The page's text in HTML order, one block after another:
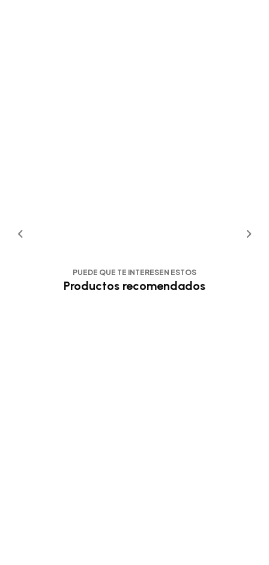
PUEDE QUE TE INTERESEN ESTOS
Productos recomendados